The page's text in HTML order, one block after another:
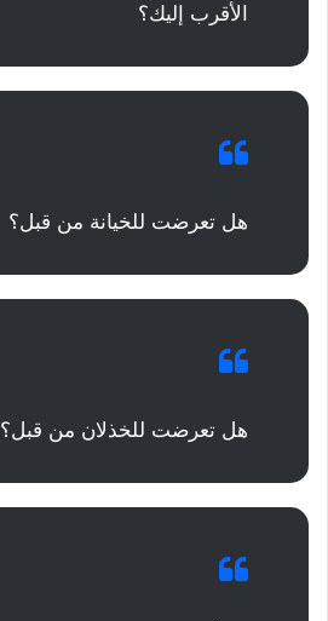
الأقرب إليك؟
هل تعرضت للخيانة من قبل؟
هل تعرضت للخذلان من قبل؟